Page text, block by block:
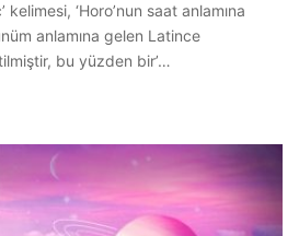
kelimesi, ‘Horo’nun saat anlamına
anlamına gelen Latince
bu yüzden bir’…